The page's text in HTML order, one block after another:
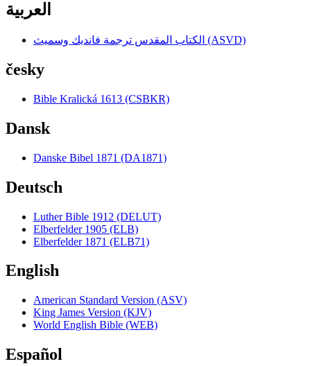
العربية
الكتاب المقدس ترجمة فانديك وسميث (ASVD)
česky
Bible Kralická 1613 (CSBKR)
Dansk
Danske Bibel 1871 (DA1871)
Deutsch
Luther Bible 1912 (DELUT)
Elberfelder 1905 (ELB)
Elberfelder 1871 (ELB71)
English
American Standard Version (ASV)
King James Version (KJV)
World English Bible (WEB)
Español